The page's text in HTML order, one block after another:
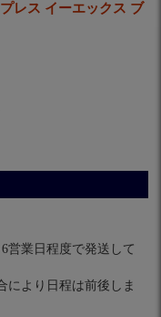
レス イーエックス ブ
営業日程度で発送して
により日程は前後しま